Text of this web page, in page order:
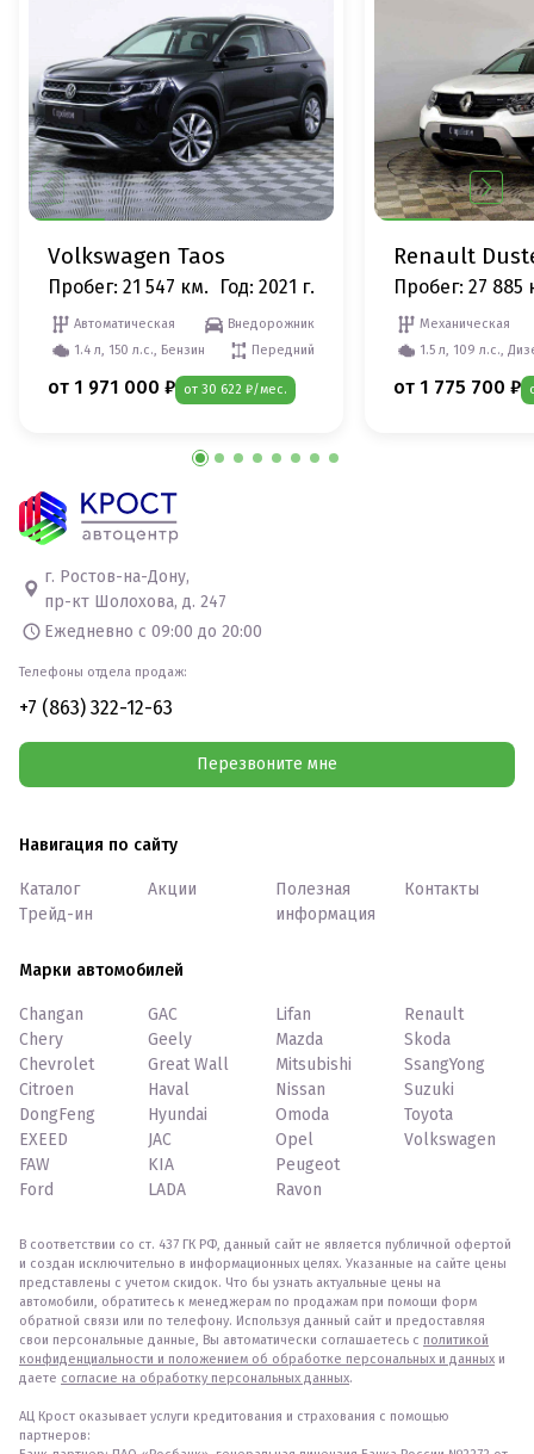
Volkswagen Taos
Пробег: 21 547 км. Год: 2021 г.
Автоматическая
Внедорожник
1.4 л, 150 л.с., Бензин
Передний
от 1 971 000 ₽ от 30 622 ₽/мес.
Renault
Пробег: 27 885
Механическая
1.5 л, 109 л.с.,
от 1 775 700 ₽
г. Ростов-на-Дону,
пр-кт Шолохова, д. 247
Ежедневно с 09:00 до 20:00
Телефоны отдела продаж:
+7 (863) 322-12-63
Перезвоните мне
Навигация по сайту
Каталог
Трейд-ин
Акции
Полезная
информация
Контакты
Марки автомобилей
Changan
Chery
Chevrolet
Citroen
DongFeng
EXEED
FAW
Ford
GAC
Geely
Great Wall
Haval
Hyundai
JAC
KIA
LADA
Lifan
Mazda
Mitsubishi
Nissan
Omoda
Opel
Peugeot
Ravon
Renault
Skoda
SsangYong
Suzuki
Toyota
Volkswagen
В соответствии со ст. 437 ГК РФ, данный сайт не является публичной офертой
и создан исключительно в информационных целях. Указанные на сайте цены
представлены с учетом скидок. Что бы узнать актуальные цены на
автомобили, обратитесь к менеджерам по продажам при помощи форм
обратной связи или по телефону. Используя данный сайт и предоставляя
свои персональные данные, Вы автоматически соглашаетесь с политикой
конфиденциальности и положением об обработке персональных и данных и
даете согласие на обработку персональных данных.
АЦ Крост оказывает услуги кредитования и страхования с помощью
партнеров: